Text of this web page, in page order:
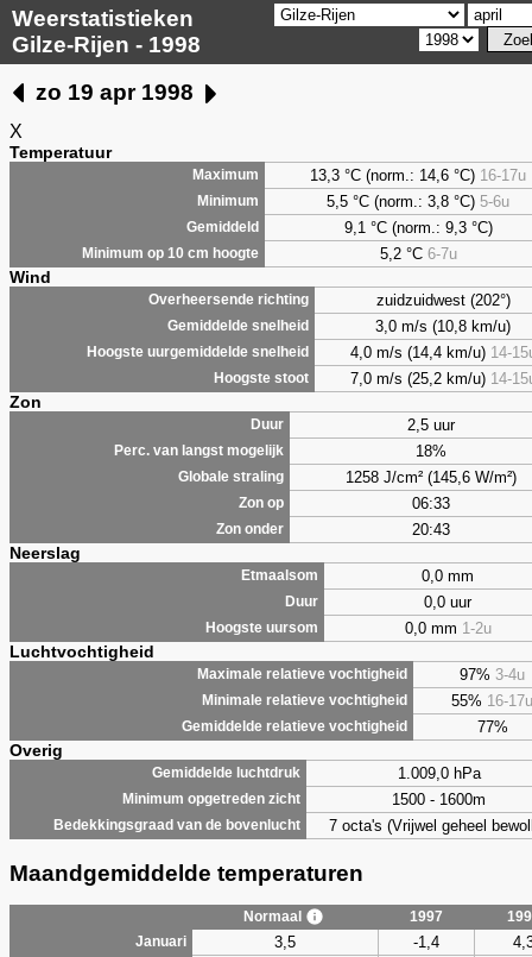
Weerstatistieken
Gilze-Rijen - 1998
zo 19 apr 1998
X
Temperatuur
Maximum 13,3 °C (norm.: 14,6 °C) 16-17u
Minimum 5,5 °C (norm.: 3,8 °C) 5-6u
Gemiddeld 9,1 °C (norm.: 9,3 °C)
Minimum op 10 cm hoogte 5,2°C 6-7u
Wind
Overheersende richting zuidzuidwest (202°)
Gemiddelde snelheid 3,0 m/s (10,8 km/u)
Hoogste uurgemiddelde snelheid 4,0 m/s (14,4 km/u) 14-
Hoogste stoot 7,0 m/s (25,2 km/u) 14-
Zon
Duur 2,5 uur
Perc. van langst mogelijk 18%
Globale straling 1258 J/cm² (145,6 W/m²)
Zon op 06:33
Zon onder 20:43
Neerslag
Etmaalsom 0,0 mm
Duur 0,0 uur
Hoogste uursom 0,0 mm 1-2u
Luchtvochtigheid
Maximale relatieve vochtigheid 97% 3-4u
Minimale relatieve vochtigheid 55% 16-17u
Gemiddelde relatieve vochtigheid 77%
Overig
Gemiddelde luchtdruk 1.009,0 hPa
Minimum opgetreden zicht 1500 - 1600m
Bedekkingsgraad van de bovenlucht 7 octa's (Vrijwel geheel
Maandgemiddelde temperaturen
Normaal 1997
Januari
3,5 -1,4